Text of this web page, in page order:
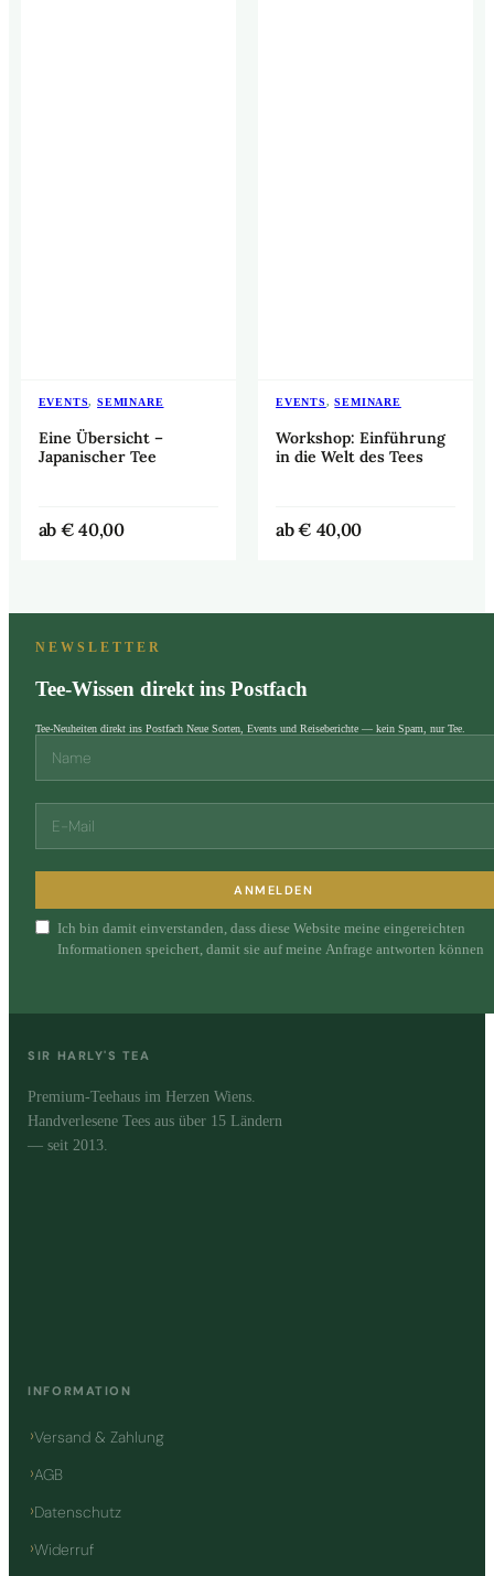
EVENTS,SEMINARE
Eine Übersicht –
Japanischer Tee
ab € 40,00
EVENTS,SEMINARE
Workshop: Einführung
in die Welt des Tees
ab€ 40,00
NEWSLETTER
Tee-Wissen direkt ins Postfach
Tee-Neuheiten direkt ins Postfach Neue Sorten, Events und Reiseberichte — kein Spam, nur Tee.
ANMELDEN
Ich bin damit einverstanden, dass diese Website meine eingereichten
Informationen speichert, damit sie auf meine Anfrage antworten können
SIR HARLY'S TEA
Premium-Teehaus im Herzen Wiens.
Handverlesene Tees aus über 15 Ländern
— seit 2013.
INFORMATION
Versand & Zahlung
AGB
Datenschutz
Widerruf